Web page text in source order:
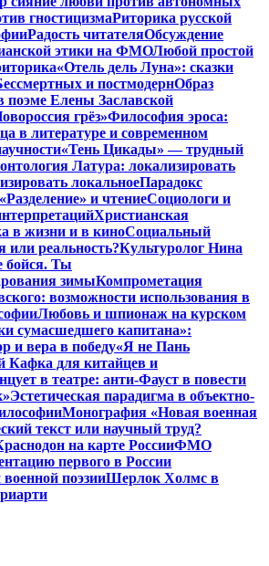
гностицизмаРиторика русской
Радость читателяОбсуждение
этики на ФМОЛюбой простой
«Отель дель Луна»: сказки
и постмодернОбраз
поэме Елены Заславской
грёз»Философия эроса:
в литературе и современном
«Тень Цикады» — трудный
Латура: локализировать
локальноеПарадокс
«Разделение» и чтениеСоциологи и
Христианская
в жизни и в киноСоциальный
или реальность?Культуролог Нина
бойся. Ты
зимыКомпрометация
возможности использования в
Любовь и шпионаж на курском
сумасшедшего капитана»:
и вера в победу«Я не Пань
Кафка для китайцев и
в театре: анти-Фауст в повести
Эстетическая парадигма в объектно-
Монография «Новая военная
текст или научный труд?
на карте РоссииФМО
первого в России
поэзииШерлок Холмс в